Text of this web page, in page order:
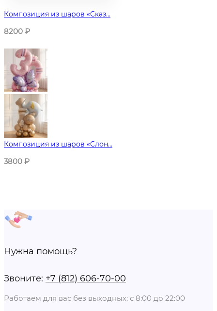
Композиция из шаров «Сказ...
8200 ₽
Композиция из шаров «Слон...
3800 ₽
Нужна помощь?
Звоните: +7 (812) 606-70-00
Работаем для вас без выходных: с 8:00 до 22:00